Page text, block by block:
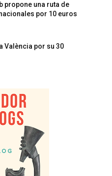
propone una ruta de
por 10 euros
València por su 30